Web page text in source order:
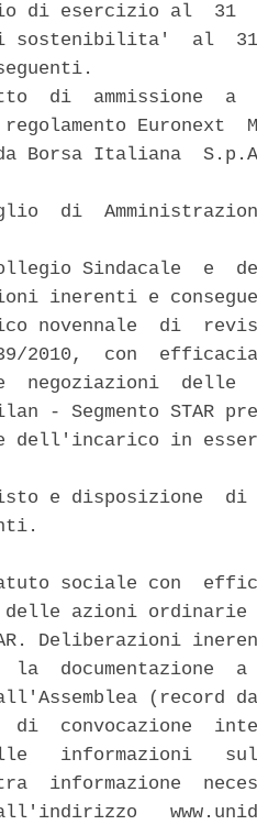
di esercizio al  31
sostenibilita'  al  31
di  ammissione  a
Euronext
Borsa Italiana
di
Sindacale  e
inerenti e
novennale  di
2010,  con  efficacia
negoziazioni  delle
- Segmento STAR
dell'incarico in
e disposizione  di
sociale con
azioni ordinarie
Deliberazioni
la  documentazione  a
(record
convocazione
informazioni
informazione